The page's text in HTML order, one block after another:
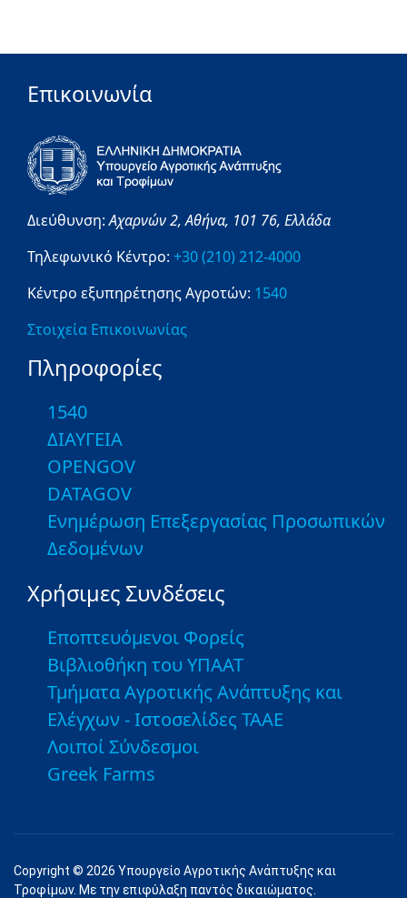
Επικοινωνία
Διεύθυνση:Αχαρνών 2,Αθήνα, 101 76, Ελλάδα
Τηλεφωνικό Κέντρο: +30 (210) 212-4000
Κέντρο εξυπηρέτησης Αγροτών: 1540
Στοιχεία Επικοινωνίας
Πληροφορίες
1540
ΔΙΑΥΓΕΙΑ
OPENGOV
DATAGOV
Ενημέρωση Επεξεργασίας Προσωπικών
Δεδομένων
Χρήσιμες Συνδέσεις
Εποπτευόμενοι Φορείς
Βιβλιοθήκη του ΥΠΑΑΤ
Τμήματα Αγροτικής Ανάπτυξης και
Ελέγχων - Ιστοσελίδες ΤΑΑΕ
Λοιποί Σύνδεσμοι
Greek Farms
Copyright © 2026 Υπουργείο Αγροτικής Ανάπτυξης και
Τροφίμων. Με την επιφύλαξη παντός δικαιώματος.